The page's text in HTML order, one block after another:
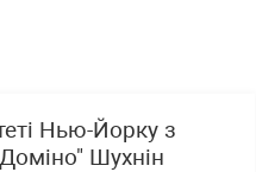
Нью-Йорку з
Шухнін